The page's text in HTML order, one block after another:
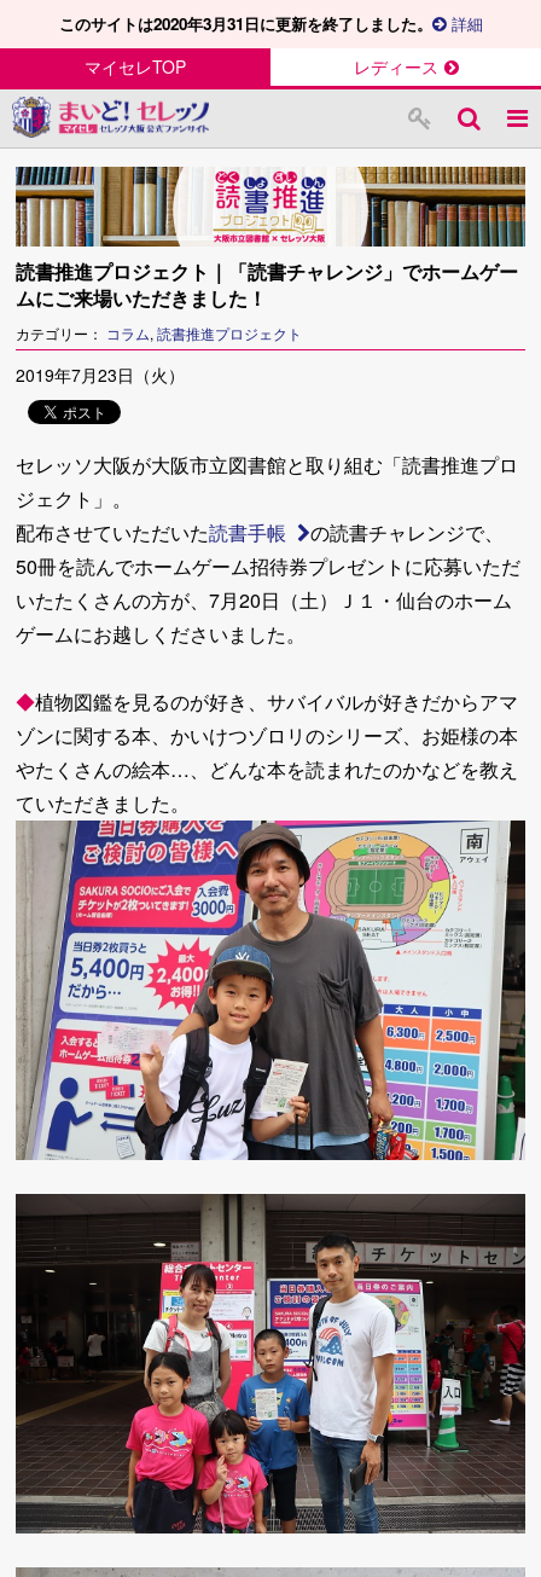
このサイトは2020年3月31日に更新を終了しました。 詳細
マイセレTOP レディース
読書推進プロジェクト｜「読書チャレンジ」でホームゲー
ムにご来場いただきました！
カテゴリー： コラム, 読書推進プロジェクト
2019年7月23日（火）
セレッソ大阪が大阪市立図書館と取り組む「読書推進プロ
ジェクト」。
配布させていただいた読書手帳
の読書チャレンジで、
50冊を読んでホームゲーム招待券プレゼントに応募いただ
いたたくさんの方が、7月20日（土）Ｊ１・仙台のホーム
ゲームにお越しくださいました。
◆植物図鑑を見るのが好き、サバイバルが好きだからアマ
ゾンに関する本、かいけつゾロリのシリーズ、お姫様の本
やたくさんの絵本…、どんな本を読まれたのかなどを教え
ていただきました。